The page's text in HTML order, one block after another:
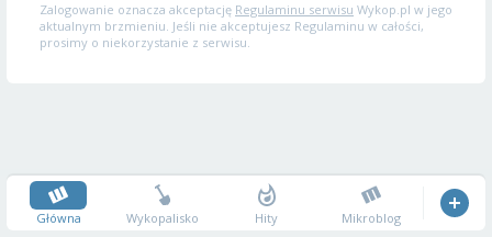
Zalogowanie oznacza akceptację Regulaminu serwisu Wykop.pl w jego
aktualnym brzmieniu. Jeśli nie akceptujesz Regulaminu w całości,
prosimy o niekorzystanie z serwisu.
Główna Wykopalisko Hity Mikroblog